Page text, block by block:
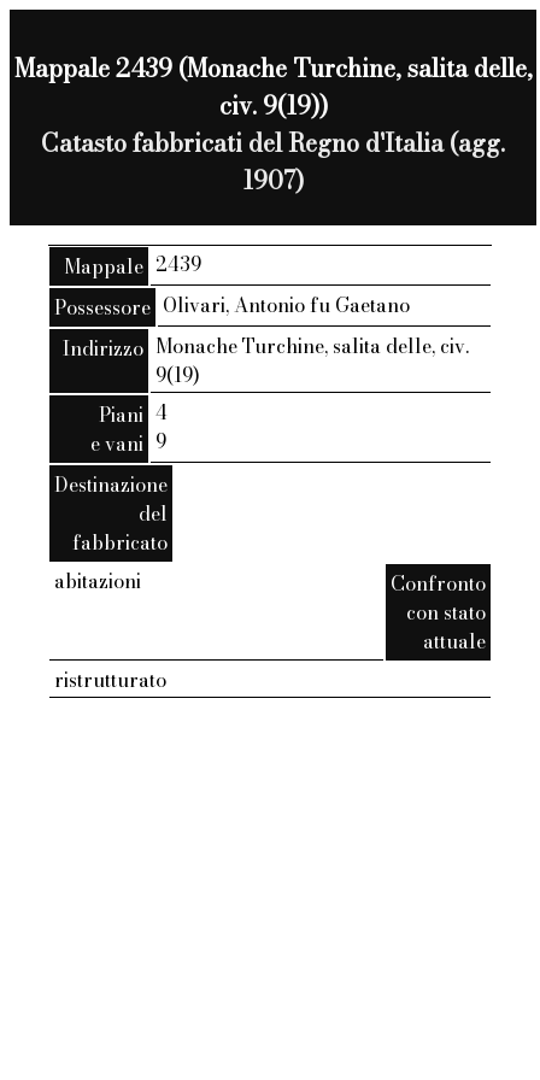
Mappale 2439 (Monache Turchine, salita delle,
civ. 9(19))
Catasto fabbricati del Regno d'Italia (agg.
1907)
Mappale 2439
Possessore Olivari, Antonio fu Gaetano
Indirizzo Monache Turchine, salita delle, civ.
9(19)
Piani
e vani
4
9
Destinazione
del
fabbricato
abitazioni
Confronto
con stato
attuale
ristrutturato